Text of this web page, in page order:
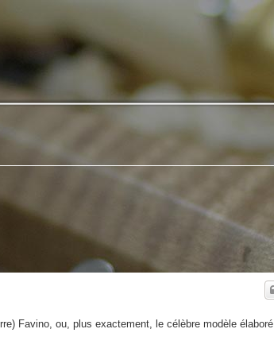
Favino, ou, plus exactement, le célèbre modèle élaboré